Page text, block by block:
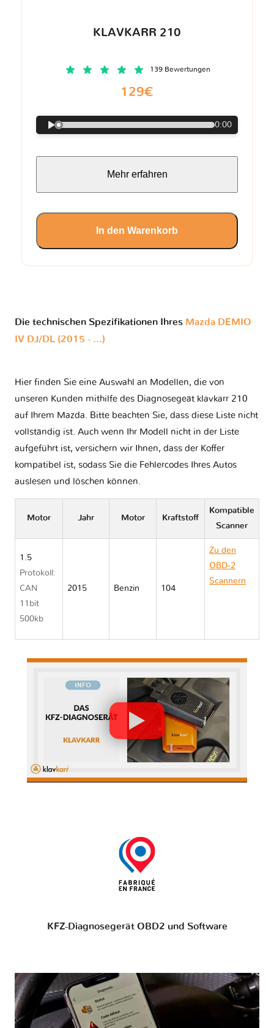
KLAVKARR 210
139 Bewertungen
129€
0:00
Mehr erfahren
In den Warenkorb
Die technischen Spezifikationen Ihres Mazda DEMIO
IV DJ/DL (2015 - ...)
Hier finden Sie eine Auswahl an Modellen, die von
unseren Kunden mithilfe des Diagnosegeät klavkarr 210
auf Ihrem Mazda. Bitte beachten Sie, dass diese Liste nicht
vollständig ist. Auch wenn Ihr Modell nicht in der Liste
aufgeführt ist, versichern wir Ihnen, dass der Koffer
kompatibel ist, sodass Sie die Fehlercodes Ihres Autos
auslesen und löschen können.
Motor Jahr Motor Kraftstoff
Kompatible
Scanner
1.5
Protokoll:
CAN
11bit
500kb
2015 Benzin 104
Zu den
OBD-2
Scannern
KFZ-Diagnosegerät OBD2 und Software